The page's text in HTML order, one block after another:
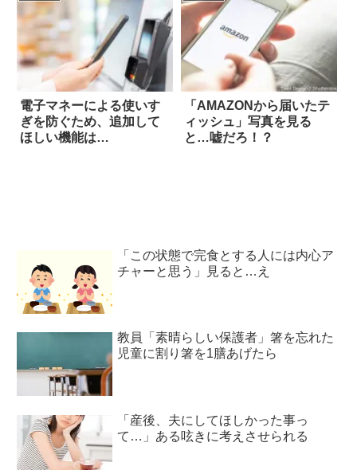
電子マネーによる使いす
ぎを防ぐため、追加して
ほしい機能は…
「AMAZONから届いたテ
ィッシュ」写真を見る
と…嘘だろ！？
「この状態で完食とする人には内心ア
チャーと思う」見ると…え
教員「素晴らしい保護者」箸を忘れた
児童に割り箸を1膳あげたら
「産後、夫にしてほしかった事っ
て…」ある呟きに考えさせられる